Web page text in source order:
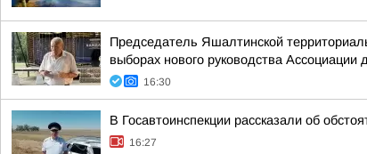
Председатель Яшалтинской
выборах нового руководства
16:30
В Госавтоинспекции рассказали об
16:27